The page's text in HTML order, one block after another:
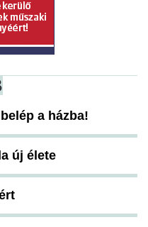
a házba!
új élete